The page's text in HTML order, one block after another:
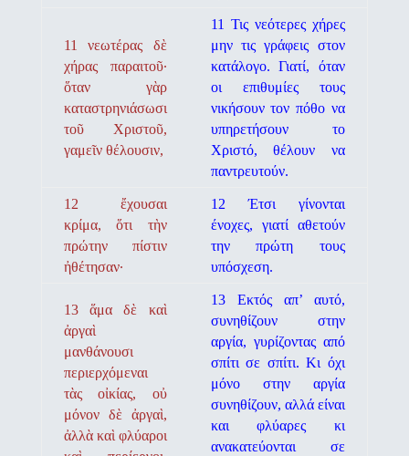
11 νεωτέρας δὲ
χήρας παραιτοῦ·
ὅταν γὰρ
καταστρηνιάσωσι
τοῦ Χριστοῦ,
γαμεῖν θέλουσιν,
11 Τις νεότερες χήρες
μην τις γράφεις στον
κατάλογο. Γιατί, όταν
οι επιθυμίες τους
νικήσουν τον πόθο να
υπηρετήσουν το
Χριστό, θέλουν να
παντρευτούν.
12 ἔχουσαι
κρίμα, ὅτι τὴν
πρώτην πίστιν
ἠθέτησαν·
12 Έτσι γίνονται
ένοχες, γιατί αθετούν
την πρώτη τους
υπόσχεση.
13 ἅμα δὲ καὶ
ἀργαὶ
μανθάνουσι
περιερχόμεναι
τὰς οἰκίας, οὐ
μόνον δὲ ἀργαὶ,
ἀλλὰ καὶ φλύαροι
13 Εκτός απ’ αυτό,
συνηθίζουν στην
αργία, γυρίζοντας από
σπίτι σε σπίτι. Κι όχι
μόνο στην αργία
συνηθίζουν, αλλά είναι
και φλύαρες κι
ανακατεύονται σε